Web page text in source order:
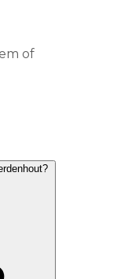
of
in Aerdenhout?